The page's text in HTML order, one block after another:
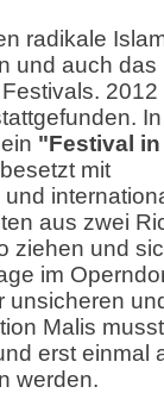
radikale
und auch das
"Festival
mit
aus zwei
ziehen und
im
unsicheren
Malis
erst einmal
werden.